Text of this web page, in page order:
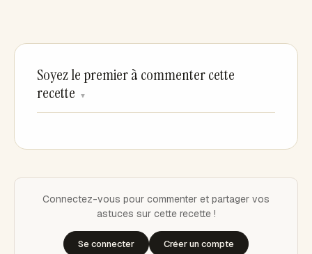
Soyez le premier à commenter cette
recette
▼
Connectez-vous pour commenter et partager vos
astuces sur cette recette !
Se connecter Créer un compte